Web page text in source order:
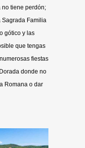
no tiene perdón;
Sagrada Familia
gótico y las
que tengas
fiestas
donde no
Romana o dar